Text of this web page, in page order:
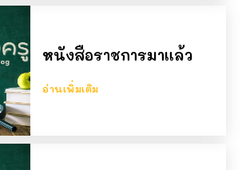
หนังสือราชการมาแล้ว
อ่านเพิ่มเติม